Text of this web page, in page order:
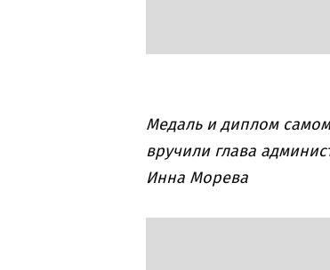
Медаль и диплом
вручили глава
Инна Морева